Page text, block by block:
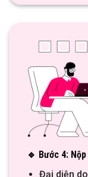
🔹 Bước 4:
Đại diện